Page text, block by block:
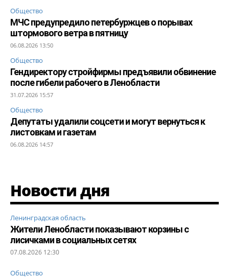
Общество
МЧС предупредило петербуржцев о порывах
штормового ветра в пятницу
06.08.2026 13:50
Общество
Гендиректору стройфирмы предъявили обвинение
после гибели рабочего в Ленобласти
31.07.2026 15:57
Общество
Депутаты удалили соцсети и могут вернуться к
листовкам и газетам
06.08.2026 14:57
Новости дня
Ленинградская область
Жители Ленобласти показывают корзины с
лисичками в социальных сетях
07.08.2026 12:30
Общество